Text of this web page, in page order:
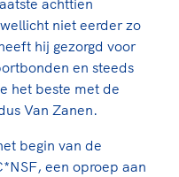
Wat mag wel
kantine en online?
geeft
belangrijk
gewenst en
achttien
niet eerder zo
hij gezorgd voor
en steeds
het beste met de
Van Zanen.
begin van de
een oproep aan